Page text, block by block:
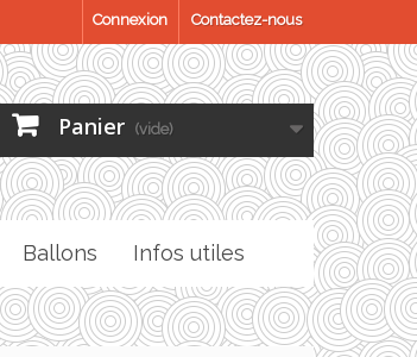
Contactez-nous
Connexion
Panier (vide)
Ballons Infos utiles